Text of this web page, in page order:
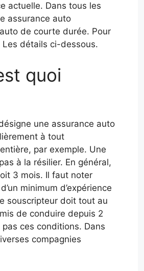
actuelle. Dans tous les
assurance auto
de courte durée. Pour
détails ci-dessous.
quoi
une assurance auto
à tout
par exemple. Une
à la résilier. En général,
3 mois. Il faut noter
minimum d’expérience
souscripteur doit tout au
de conduire depuis 2
ces conditions. Dans
compagnies